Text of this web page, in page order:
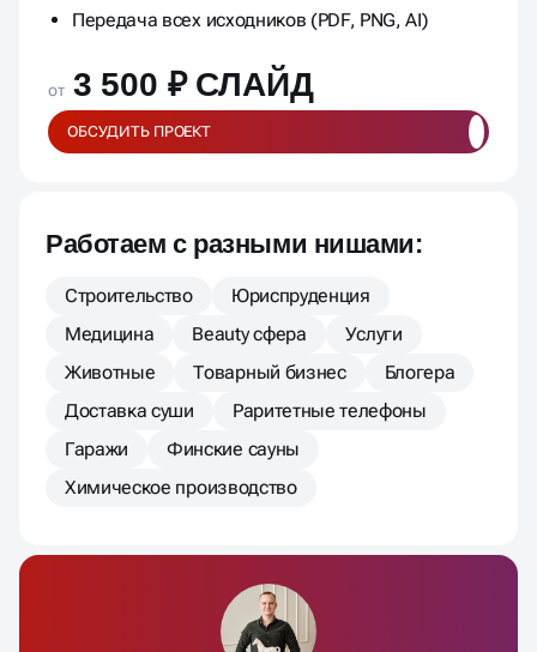
Передача всех исходников (PDF, PNG, AI)
от 3 500 ₽ СЛАЙД
ОБСУДИТЬ ПРОЕКТ
Работаем с разными нишами:
Строительство
Юриспруденция
Медицина
Beauty сфера
Услуги
Животные
Товарный бизнес
Блогера
Доставка суши
Раритетные телефоны
Гаражи
Финские сауны
Химическое производство